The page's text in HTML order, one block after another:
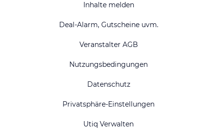
Inhalte melden
Deal-Alarm, Gutscheine uvm.
Veranstalter AGB
Nutzungsbedingungen
Datenschutz
Privatsphäre-Einstellungen
Utiq Verwalten